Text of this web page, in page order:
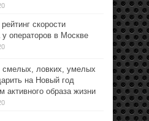
скорости
у операторов в Москве
смелых, ловких, умелых
на Новый год
активного образа жизни